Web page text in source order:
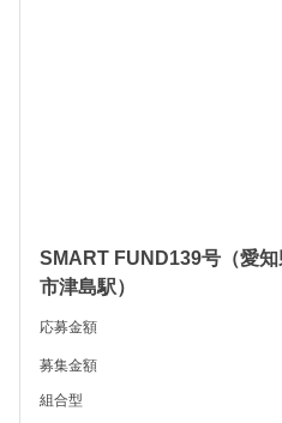
SMART FUND139号（愛
市津島駅）
応募金額
募集金額
組合型